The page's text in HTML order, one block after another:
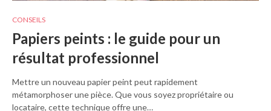
CONSEILS
Papiers peints : le guide pour un
résultat professionnel
Mettre un nouveau papier peint peut rapidement
métamorphoser une pièce. Que vous soyez propriétaire ou
locataire, cette technique offre une…